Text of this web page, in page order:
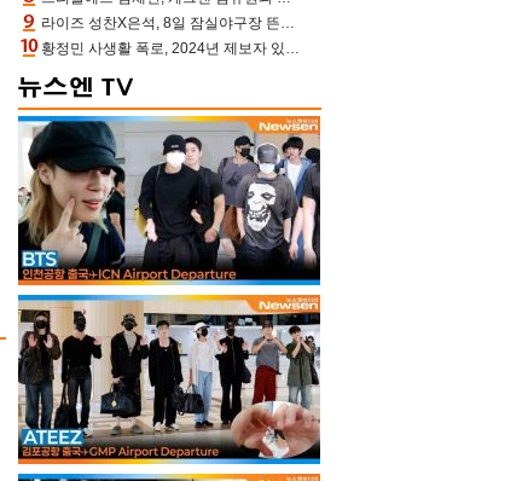
라이즈 성찬X은석, 8일 잠실야구장 뜬다…시구 시타+특별공연까지
황정민 사생활 폭로, 2024년 제보자 있었나 “네가 회사에 전화했니” 녹취록 공개 파장